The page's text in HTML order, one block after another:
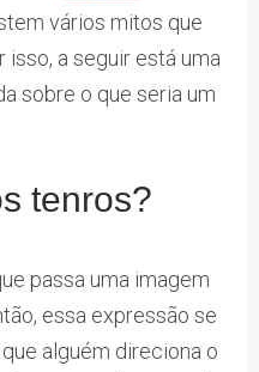
vários mitos que
a seguir está uma
sobre o que seria um
tenros?
passa uma imagem
essa expressão se
alguém direciona o